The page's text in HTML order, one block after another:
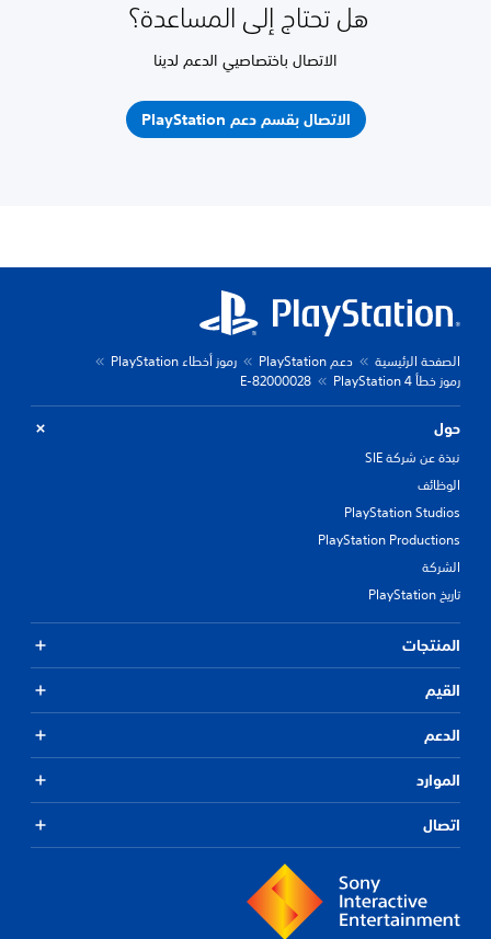
هل تحتاج إلى المساعدة؟
الاتصال باختصاصيي الدعم لدينا
الاتصال بقسم دعم PlayStation
الصفحة الرئيسية دعم PlayStation
رموز أخطاء PlayStation
رموز خطأ PlayStation 4
E-82000028
حول
نبذة عن شركة SIE
الوظائف
PlayStation Studios
PlayStation Productions
الشركة
تاريخ PlayStation
المنتجات
القيم
الدعم
الموارد
اتصال